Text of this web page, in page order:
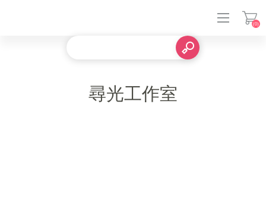
(0)
尋光工作室